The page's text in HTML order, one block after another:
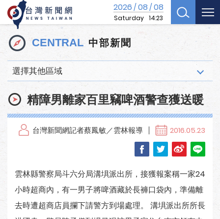
2026/08/08
Saturday 14:23
CENTRAL 中部新聞
選擇其他區域
精障男離家百里竊啤酒警查獲送暖
台灣新聞網記者蔡鳳敏／雲林報導 2016.05.23
雲林縣警察局斗六分局溝埧派出所，接獲報案稱一家24
小時超商內，有一男子將啤酒藏於長褲口袋內，準備離
去時遭超商店員攔下請警方到場處理。 溝埧派出所所長